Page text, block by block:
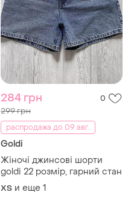
284 грн 0
299 грн
распродажа до 09 авг.
Goldi
Жіночі джинсові шорти
goldi 22 розмір, гарний стан
ХS и еще 1